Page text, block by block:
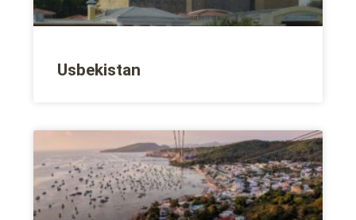
Usbekistan